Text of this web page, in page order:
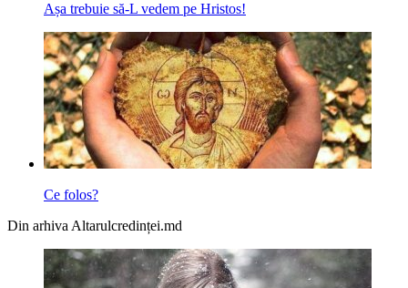
Așa trebuie să-L vedem pe Hristos!
Ce folos?
Din arhiva Altarulcredinței.md